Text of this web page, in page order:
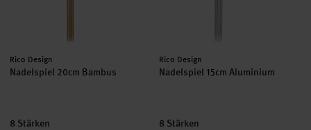
Hersteller:
Rico Design
Nadelspiel 20cm Bambus
8 Stärken
Hersteller:
Rico Design
Nadelspiel 15cm Aluminium
8 Stärken